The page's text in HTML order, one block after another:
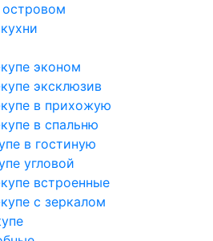
островом
эконом
эксклюзив
в прихожую
в спальню
в гостиную
угловой
встроенные
с зеркалом